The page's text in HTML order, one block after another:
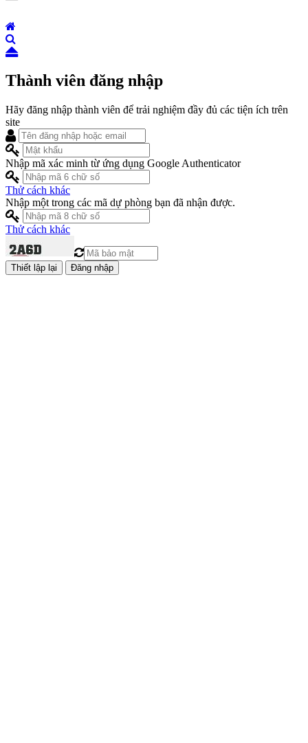
Thành viên đăng nhập
Hãy đăng nhập thành viên để trải nghiệm đầy đủ các tiện ích trên
site
Nhập mã xác minh từ ứng dụng Google Authenticator
Thử cách khác
Nhập một trong các mã dự phòng bạn đã nhận được.
Thử cách khác
Đăng nhập